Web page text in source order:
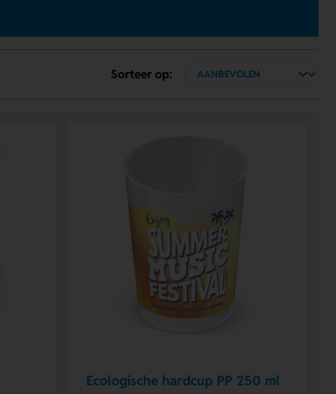
Sorteer op:
Ecologische hardcup PP 250 ml